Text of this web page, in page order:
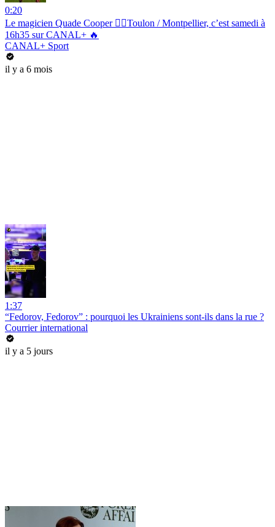
0:20
Le magicien Quade Cooper 🧙‍♂️Toulon / Montpellier, c’est samedi à
16h35 sur CANAL+ 🔥
CANAL+ Sport
il y a 6 mois
1:37
“Fedorov, Fedorov” : pourquoi les Ukrainiens sont-ils dans la rue ?
Courrier international
il y a 5 jours